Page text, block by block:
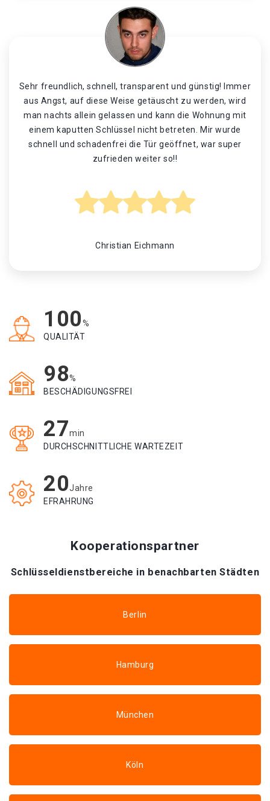
Sehr freundlich, schnell, transparent und günstig! Immer
aus Angst, auf diese Weise getäuscht zu werden, wird
man nachts allein gelassen und kann die Wohnung mit
einem kaputten Schlüssel nicht betreten. Mir wurde
schnell und schadenfrei die Tür geöffnet, war super
zufrieden weiter so!!
Christian Eichmann
100%
QUALITÄT
98%
BESCHÄDIGUNGSFREI
27min
DURCHSCHNITTLICHE WARTEZEIT
20Jahre
EFRAHRUNG
Kooperationspartner
Schlüsseldienstbereiche in benachbarten Städten
Berlin
Hamburg
München
Köln